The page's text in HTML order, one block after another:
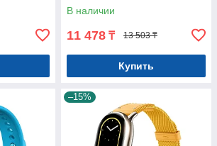
В наличии
11 478 ₸ 13 503 ₸
Купить
–15%